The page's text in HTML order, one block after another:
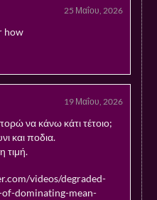
25 Μαΐου, 2026
how
19 Μαΐου, 2026
να κάνω κάτι τέτοιο;
και ποδια.
τιμή.
videos/degraded-
dominating-mean-